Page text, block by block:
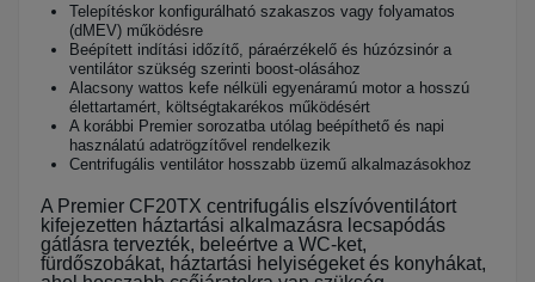
Telepítéskor konfigurálható szakaszos vagy folyamatos
(dMEV) működésre
Beépített indítási időzítő, páraérzékelő és húzózsinór a
ventilátor szükség szerinti boost-olásához
Alacsony wattos kefe nélküli egyenáramú motor a hosszú
élettartamért, költségtakarékos működésért
A korábbi Premier sorozatba utólag beépíthető és napi
használatú adatrögzítővel rendelkezik
Centrifugális ventilátor hosszabb üzemű alkalmazásokhoz
A Premier CF20TX centrifugális elszívóventilátort
kifejezetten háztartási alkalmazásra lecsapódás
gátlásra tervezték, beleértve a WC-ket,
fürdőszobákat, háztartási helyiségeket és konyhákat,